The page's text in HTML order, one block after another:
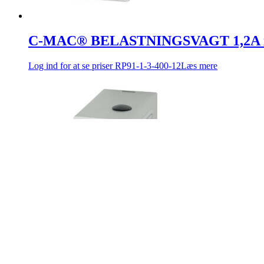
C-MAC® BELASTNINGSVAGT
Log ind for at se priserRP91-1-3-400-12Læs mere